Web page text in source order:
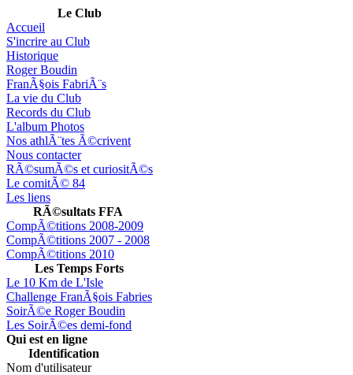
Le Club
Accueil
S'incrire au Club
Historique
Roger Boudin
FranÃ§ois FabriÃ¨s
La vie du Club
Records du Club
L'album Photos
Nos athlÃ¨tes Ã©crivent
Nous contacter
RÃ©sumÃ©s et curiositÃ©s
Le comitÃ© 84
Les liens
RÃ©sultats FFA
CompÃ©titions 2008-2009
CompÃ©titions 2007 - 2008
CompÃ©titions 2010
Les Temps Forts
Le 10 Km de L'Isle
Challenge FranÃ§ois Fabries
SoirÃ©e Roger Boudin
Les SoirÃ©es demi-fond
Qui est en ligne
Identification
Nom d'utilisateur